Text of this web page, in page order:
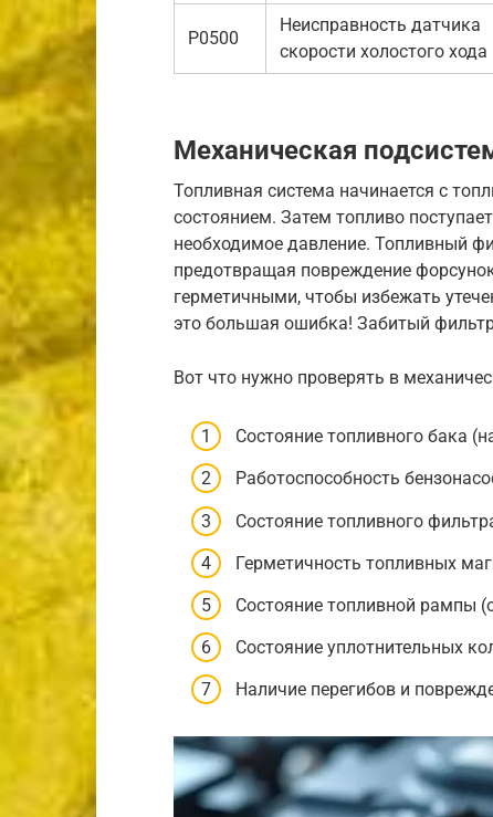
P0500
Неисправность датчика
скорости холостого хода
Механическая
Топливная система начинается с
состоянием. Затем топливо
необходимое давление. Топливный
предотвращая повреждение
герметичными, чтобы избежать
это большая ошибка! Забитый
Вот что нужно проверять в
Состояние топливного бака
Работоспособность
Состояние топливного
Герметичность топливных
Состояние топливной рампы
Состояние уплотнительных
Наличие перегибов и